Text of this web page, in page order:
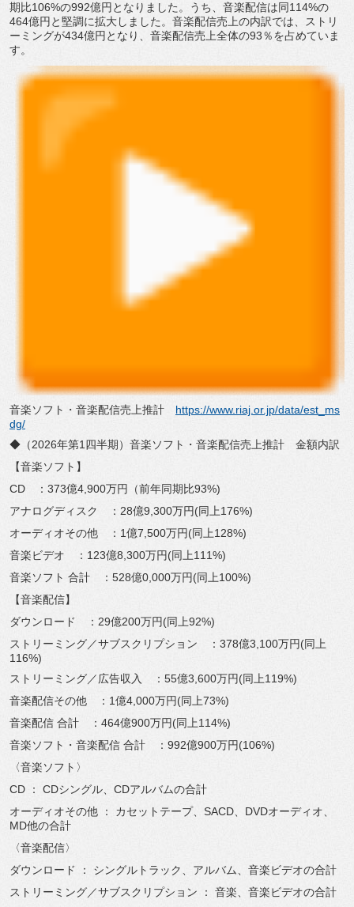
期比106%の992億円となりました。うち、 音楽配信は同114%の
464億円と堅調に拡大しました。 音楽配信売上の内訳では、ストリ
ーミングが434億円となり、 音楽配信売上全体の93％を占めていま
す。
音楽ソフト・音楽配信売上推計 https://www.riaj.or.jp/data/est_ms
dg/
◆（2026年第1四半期）音楽ソフト・音楽配信売上推計 金額内訳
【音楽ソフト】
CD ：373億4,900万円（前年同期比93%)
アナログディスク ：28億9,300万円(同上176%)
オーディオその他 ：1億7,500万円(同上128%)
音楽ビデオ ：123億8,300万円(同上111%)
音楽ソフト 合計 ：528億0,000万円(同上100%)
【音楽配信】
ダウンロード ：29億200万円(同上92%)
ストリーミング／サブスクリプション ：378億3,100万円(同上
116%)
ストリーミング／広告収入 ：55億3,600万円(同上119%)
音楽配信その他 ：1億4,000万円(同上73%)
音楽配信 合計 ：464億900万円(同上114%)
音楽ソフト・音楽配信 合計 ：992億900万円(106%)
〈音楽ソフト〉
CD ： CDシングル、CDアルバムの合計
オーディオその他 ： カセットテープ、SACD、DVDオーディオ、
MD他の合計
〈音楽配信〉
ダウンロード ： シングルトラック、アルバム、音楽ビデオの合計
ストリーミング／サブスクリプション ： 音楽、音楽ビデオの合計